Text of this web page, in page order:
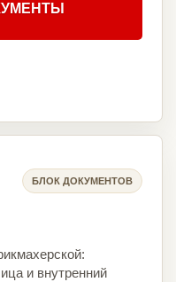
БЛОК ДОКУМЕНТОВ
и внутренний